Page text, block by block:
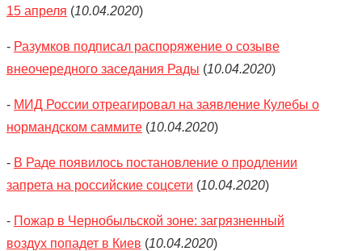
15 апреля (10.04.2020)
- Разумков подписал распоряжение о созыве
внеочередного заседания Рады (10.04.2020)
- МИД России отреагировал на заявление Кулебы о
нормандском саммите (10.04.2020)
- В Раде появилось постановление о продлении
запрета на российские соцсети (10.04.2020)
- Пожар в Чернобыльской зоне: загрязненный
воздух попадет в Киев (10.04.2020)